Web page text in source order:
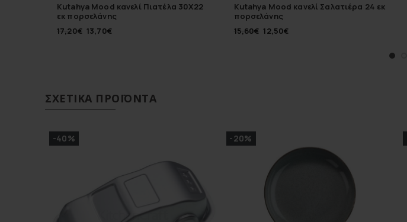
Kutahya Mood κανελί Πιατέλα 30Χ22
εκ πορσελάνης
17,20€ 13,70€
Kutahya Mood κανελί Σαλατιέρα 24 εκ
πορσελάνης
15,60€ 12,50€
ΣΧΕΤΙΚΆ ΠΡΟΪΌΝΤΑ
-40% -20%